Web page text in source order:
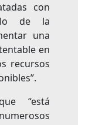
con
de la
una
en
recursos
“está